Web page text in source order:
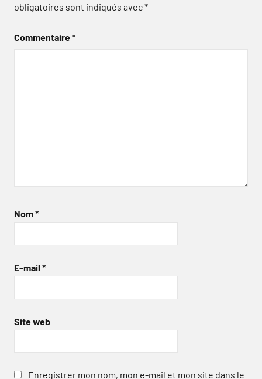
obligatoires sont indiqués avec*
Commentaire*
Nom*
E-mail *
Site web
Enregistrer mon nom, mon e-mail et mon site dans le